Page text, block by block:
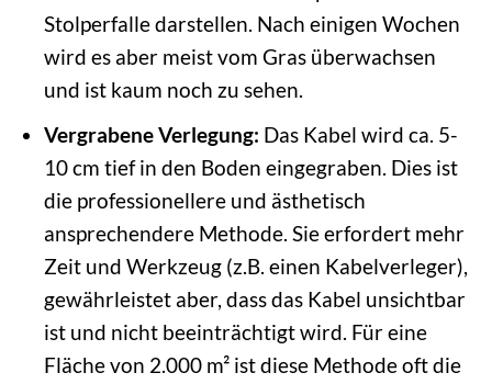
Stolperfalle darstellen. Nach einigen Wochen
wird es aber meist vom Gras überwachsen
und ist kaum noch zu sehen.
Vergrabene Verlegung: Das Kabel wird ca. 5-
10 cm tief in den Boden eingegraben. Dies ist
die professionellere und ästhetisch
ansprechendere Methode. Sie erfordert mehr
Zeit und Werkzeug (z.B. einen Kabelverleger),
gewährleistet aber, dass das Kabel unsichtbar
ist und nicht beeinträchtigt wird. Für eine
Fläche von 2.000 m² ist diese Methode oft die